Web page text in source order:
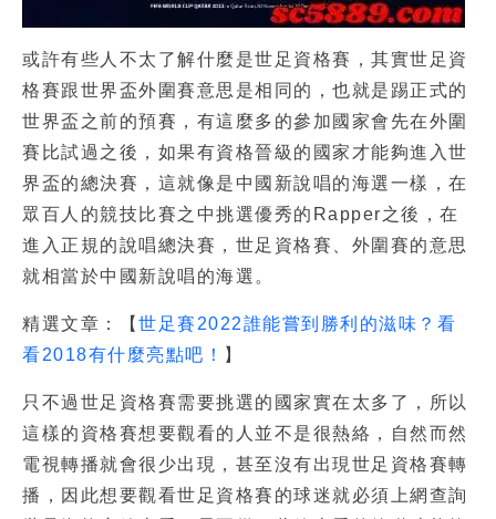
或許有些人不太了解什麼是世足資格賽，其實世足資
格賽跟世界盃外圍賽意思是相同的，也就是踢正式的
世界盃之前的預賽，有這麼多的參加國家會先在外圍
賽比試過之後，如果有資格晉級的國家才能夠進入世
界盃的總決賽，這就像是中國新說唱的海選一樣，在
眾百人的競技比賽之中挑選優秀的Rapper之後，在
進入正規的說唱總決賽，世足資格賽、外圍賽的意思
就相當於中國新說唱的海選。
精選文章：【 世足賽2022誰能嘗到勝利的滋味？看
看2018有什麼亮點吧！
】
只不過世足資格賽需要挑選的國家實在太多了，所以
這樣的資格賽想要觀看的人並不是很熱絡，自然而然
電視轉播就會很少出現，甚至沒有出現世足資格賽轉
播，因此想要觀看世足資格賽的球迷就必須上網查詢